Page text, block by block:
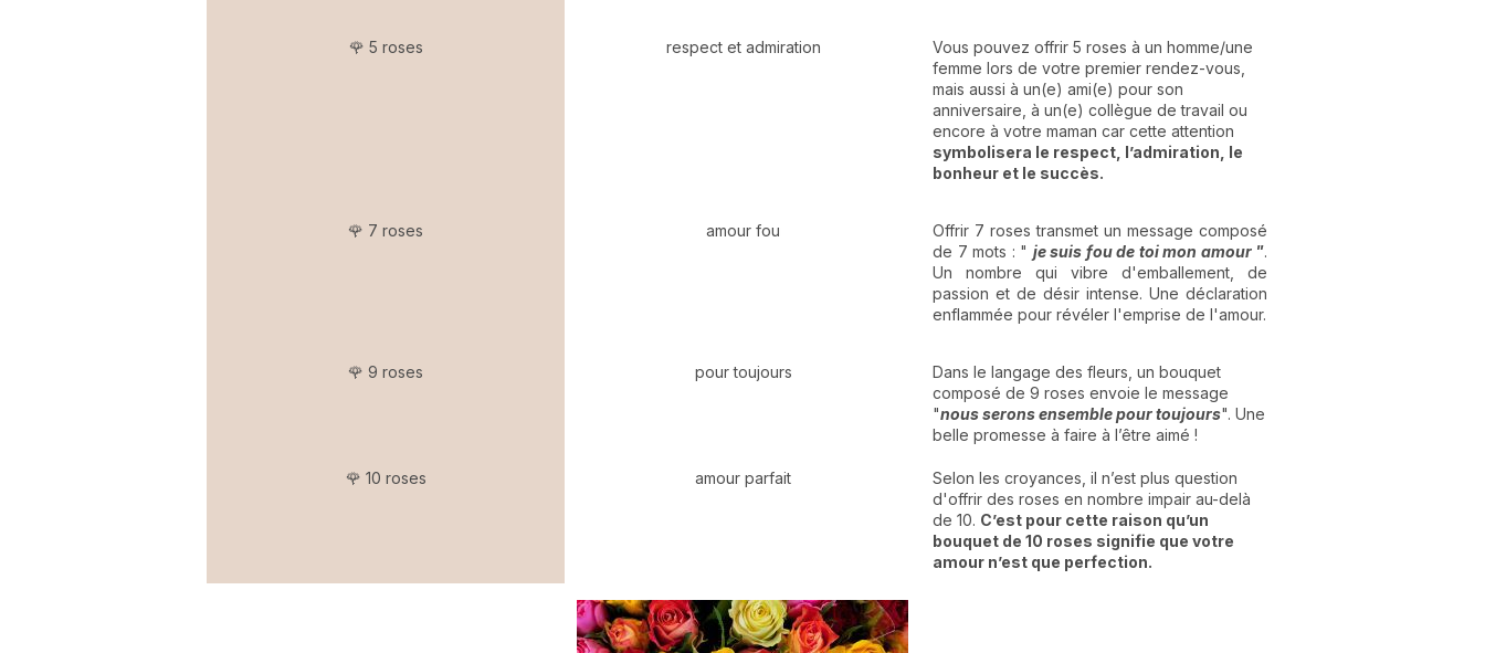
🌹 5 roses respect et admiration
Vous pouvez offrir 5 roses à un homme/une
femme lors de votre premier rendez-vous,
mais aussi à un(e) ami(e) pour son
anniversaire, à un(e) collègue de travail ou
encore à votre maman car cette attention
symbolisera le respect, l’admiration, le
bonheur et le succès.
🌹 7 roses amour fou
Offrir 7 roses transmet un message composé
de 7 mots : " je suis fou de toi mon amour ".
Un nombre qui vibre d'emballement, de
passion et de désir intense. Une déclaration
enflammée pour révéler l'emprise de l'amour.
🌹 9 roses pour toujours
Dans le langage des fleurs, un bouquet
composé de 9 roses envoie le message
"nous serons ensemble pour toujours". Une
belle promesse à faire à l’être aimé !
🌹 10 roses amour parfait
Selon les croyances, il n’est plus question
d'offrir des roses en nombre impair au-delà
de 10. C’est pour cette raison qu’un
bouquet de 10 roses signifie que votre
amour n’est que perfection.